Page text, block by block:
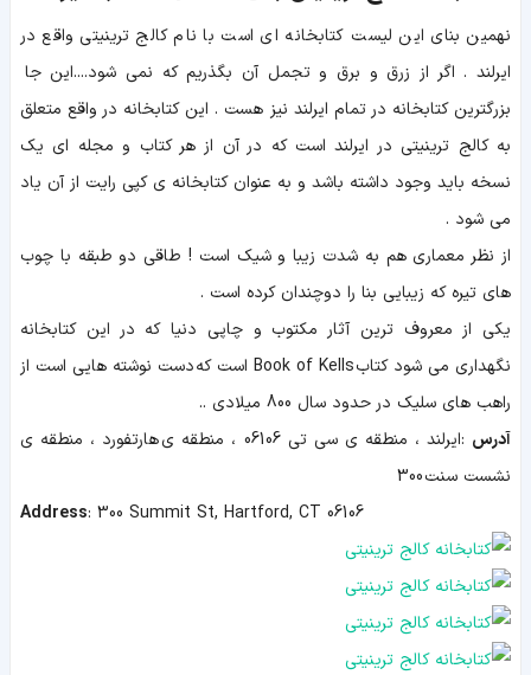
نهمین بنای این لیست کتابخانه ای است با نام کالج ترینیتی واقع در
ایرلند . اگر از زرق و برق و تجمل آن بگذریم که نمی شود....این جا
بزرگترین کتابخانه در تمام ایرلند نیز هست . این کتابخانه در واقع متعلق
به کالج ترینیتی در ایرلند است که در آن از هر کتاب و مجله ای یک
نسخه باید وجود داشته باشد و به عنوان کتابخانه ی کپی رایت از آن یاد
می شود .
از نظر معماری هم به شدت زیبا و شیک است ! طاقی دو طبقه با چوب
های تیره که زیبایی بنا را دوچندان کرده است .
یکی از معروف ترین آثار مکتوب و چاپی دنیا که در این کتابخانه
نگهداری می شود کتاب Book of Kells است که دست نوشته هایی است از
راهب های سلیک در حدود سال 800 میلادی ..
آدرس :ایرلند ، منطقه ی سی تی 06106 ، منطقه ی هارتفورد ، منطقه ی
نشست سنت 300
Address: 300 Summit St, Hartford, CT 06106